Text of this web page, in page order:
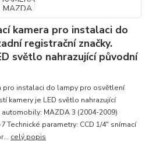
kamera pro instalaci do
registrační značky.
světlo nahrazující původní
pro instalaci do lampy pro osvětlení
kamery je LED světlo nahrazující
MAZDA 3 (2004-2009)
Technické parametry: CCD 1/4" snímací
celý popis